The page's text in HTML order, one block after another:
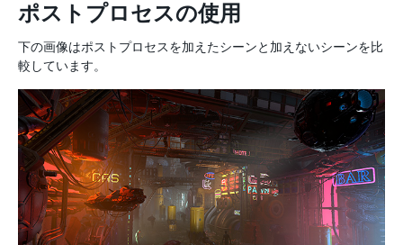
ポストプロセスの使用
下の画像はポストプロセスを加えたシーンと加えないシーンを比
較しています。